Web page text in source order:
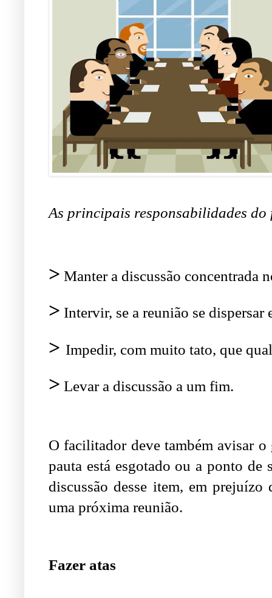
As principais responsabilidades
> Manter a discussão concentrada
> Intervir, se a reunião se dispersar
> Impedir, com muito tato, que
> Levar a discussão a um fim.
O facilitador deve também avisar
pauta está esgotado ou a ponto de
discussão desse item, em
uma próxima reunião.
Fazer atas